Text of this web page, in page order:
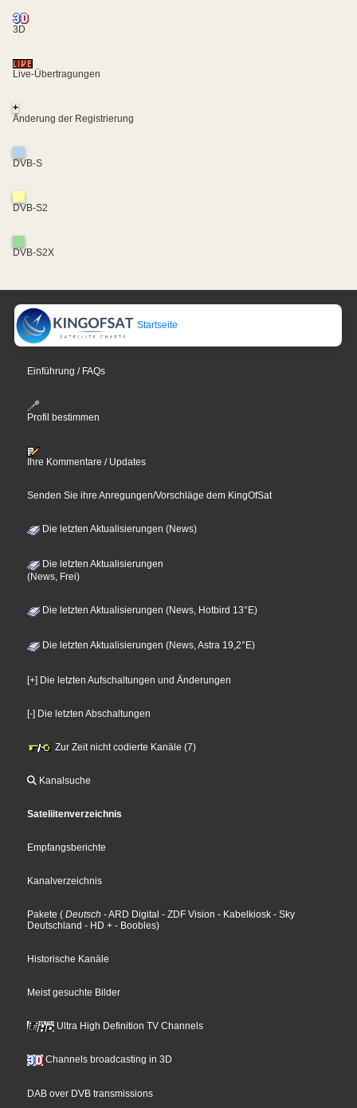
3D
Live-Übertragungen
+
Änderung der Registrierung
DVB-S
DVB-S2
DVB-S2X
Startseite
Einführung / FAQs
Profil bestimmen
Ihre Kommentare / Updates
Senden Sie ihre Anregungen/Vorschläge dem KingOfSat
Die letzten Aktualisierungen (News)
Die letzten Aktualisierungen
(News, Frei)
Die letzten Aktualisierungen (News, Hotbird 13°E)
Die letzten Aktualisierungen (News, Astra 19,2°E)
[+] Die letzten Aufschaltungen und Änderungen
[-] Die letzten Abschaltungen
Zur Zeit nicht codierte Kanäle (7)
Kanalsuche
Sateliitenverzeichnis
Empfangsberichte
Kanalverzeichnis
Pakete ( Deutsch - ARD Digital - ZDF Vision - Kabelkiosk - Sky
Deutschland - HD + - Boobles)
Historische Kanäle
Meist gesuchte Bilder
Ultra High Definition TV Channels
Channels broadcasting in 3D
DAB over DVB transmissions